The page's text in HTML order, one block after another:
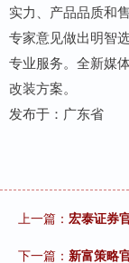
实力、产品品质和
专家意见做出明智
专业服务。全新媒
改装方案。
发布于：广东省
上一篇： 宏泰证券
下一篇： 新富策略